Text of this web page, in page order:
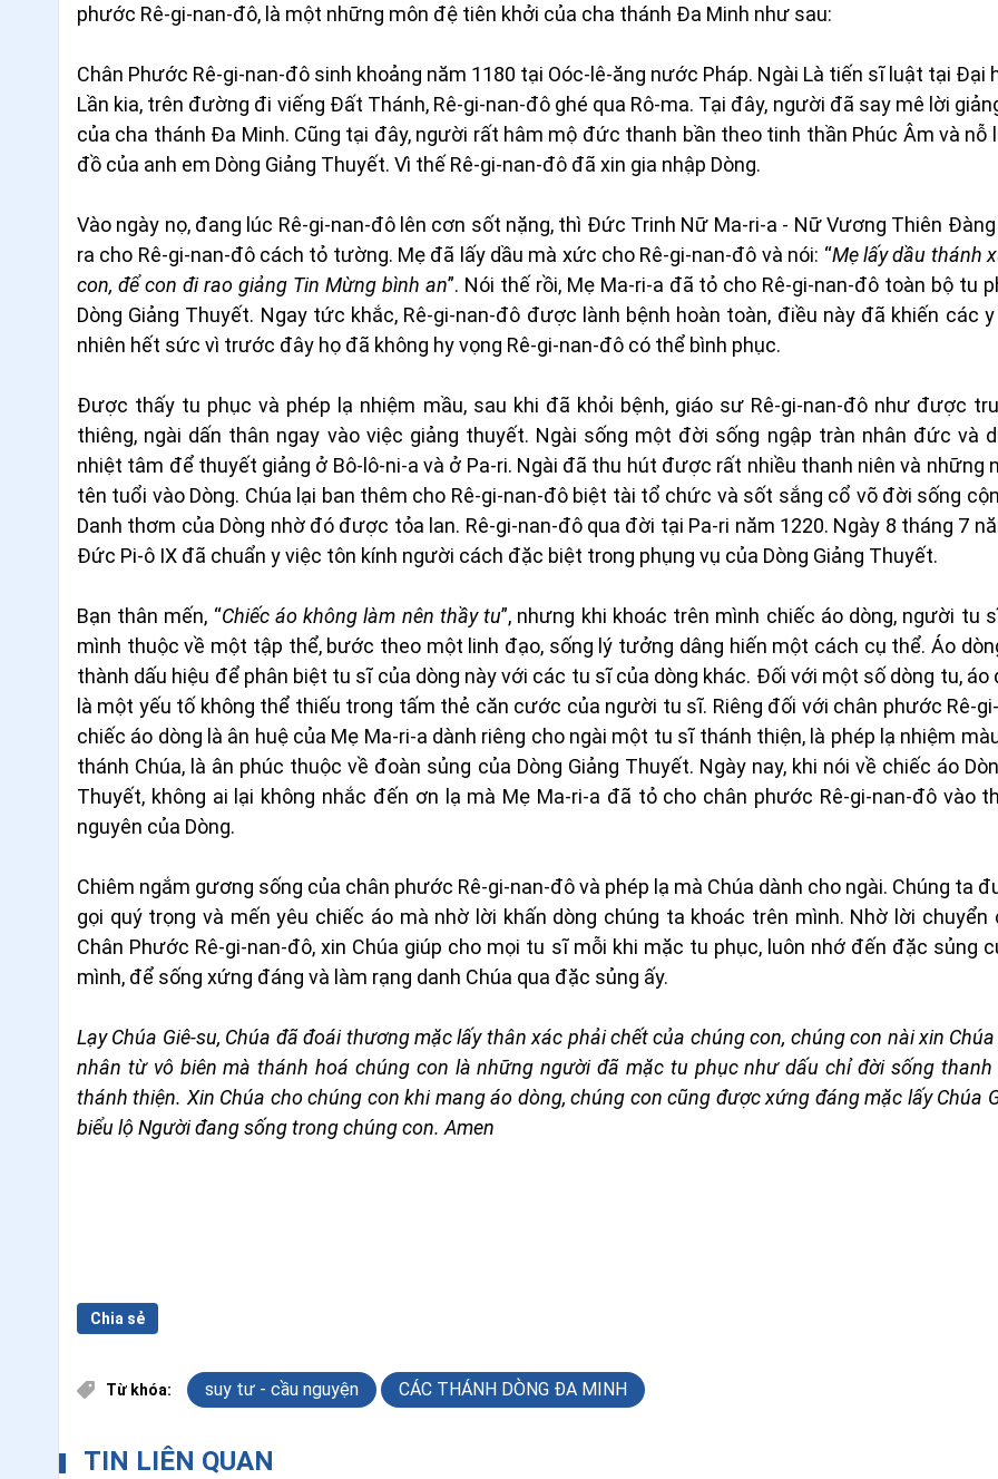
phước Rê-gi-nan-đô, là một những môn đệ tiên khởi của cha thánh Đa Minh như sau:
Chân Phước Rê-gi-nan-đô sinh khoảng năm 1180 tại Oóc-lê-ăng nước Pháp. Ngài Là tiến sĩ luật tại Đại
Lần kia, trên đường đi viếng Đất Thánh, Rê-gi-nan-đô ghé qua Rô-ma. Tại đây, người đã say mê lời
của cha thánh Đa Minh. Cũng tại đây, người rất hâm mộ đức thanh bần theo tinh thần Phúc Âm và nỗ
đồ của anh em Dòng Giảng Thuyết. Vì thế Rê-gi-nan-đô đã xin gia nhập Dòng.
Vào ngày nọ, đang lúc Rê-gi-nan-đô lên cơn sốt nặng, thì Đức Trinh Nữ Ma-ri-a - Nữ Vương Thiên
ra cho Rê-gi-nan-đô cách tỏ tường. Mẹ đã lấy dầu mà xức cho Rê-gi-nan-đô và nói: “Mẹ lấy dầu thánh
con, để con đi rao giảng Tin Mừng bình an”. Nói thế rồi, Mẹ Ma-ri-a đã tỏ cho Rê-gi-nan-đô toàn bộ tu
Dòng Giảng Thuyết. Ngay tức khắc, Rê-gi-nan-đô được lành bệnh hoàn toàn, điều này đã khiến các
nhiên hết sức vì trước đây họ đã không hy vọng Rê-gi-nan-đô có thể bình phục.
Được thấy tu phục và phép lạ nhiệm mầu, sau khi đã khỏi bệnh, giáo sư Rê-gi-nan-đô như được
thiêng, ngài dấn thân ngay vào việc giảng thuyết. Ngài sống một đời sống ngập tràn nhân đức và
nhiệt tâm để thuyết giảng ở Bô-lô-ni-a và ở Pa-ri. Ngài đã thu hút được rất nhiều thanh niên và những
tên tuổi vào Dòng. Chúa lại ban thêm cho Rê-gi-nan-đô biệt tài tổ chức và sốt sắng cổ võ đời sống
Danh thơm của Dòng nhờ đó được tỏa lan. Rê-gi-nan-đô qua đời tại Pa-ri năm 1220. Ngày 8 tháng 7
Đức Pi-ô IX đã chuẩn y việc tôn kính người cách đặc biệt trong phụng vụ của Dòng Giảng Thuyết.
Bạn thân mến, “Chiếc áo không làm nên thầy tu”, nhưng khi khoác trên mình chiếc áo dòng, người tu
mình thuộc về một tập thể, bước theo một linh đạo, sống lý tưởng dâng hiến một cách cụ thể. Áo
thành dấu hiệu để phân biệt tu sĩ của dòng này với các tu sĩ của dòng khác. Đối với một số dòng tu, áo
là một yếu tố không thể thiếu trong tấm thẻ căn cước của người tu sĩ. Riêng đối với chân phước Rê-
chiếc áo dòng là ân huệ của Mẹ Ma-ri-a dành riêng cho ngài một tu sĩ thánh thiện, là phép lạ nhiệm
thánh Chúa, là ân phúc thuộc về đoàn sủng của Dòng Giảng Thuyết. Ngày nay, khi nói về chiếc áo
Thuyết, không ai lại không nhắc đến ơn lạ mà Mẹ Ma-ri-a đã tỏ cho chân phước Rê-gi-nan-đô vào
nguyên của Dòng.
Chiêm ngắm gương sống của chân phước Rê-gi-nan-đô và phép lạ mà Chúa dành cho ngài. Chúng ta
gọi quý trọng và mến yêu chiếc áo mà nhờ lời khấn dòng chúng ta khoác trên mình. Nhờ lời chuyển
Chân Phước Rê-gi-nan-đô, xin Chúa giúp cho mọi tu sĩ mỗi khi mặc tu phục, luôn nhớ đến đặc sủng
mình, để sống xứng đáng và làm rạng danh Chúa qua đặc sủng ấy.
Lạy Chúa Giê-su, Chúa đã đoái thương mặc lấy thân xác phải chết của chúng con, chúng con nài xin
nhân từ vô biên mà thánh hoá chúng con là những người đã mặc tu phục như dấu chỉ đời sống thanh
thánh thiện. Xin Chúa cho chúng con khi mang áo dòng, chúng con cũng được xứng đáng mặc lấy Chúa
biểu lộ Người đang sống trong chúng con. Amen
Chia sẻ
Từ khóa: suy tư - cầu nguyện CÁC THÁNH DÒNG ĐA MINH
TIN LIÊN QUAN